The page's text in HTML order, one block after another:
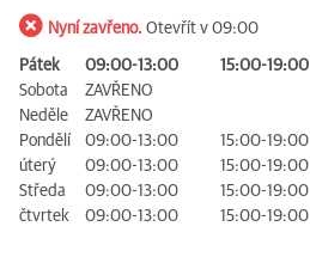
Nyní zavřeno. Otevřít v 09:00
Pátek 09:00-13:00
15:00-19:00
Sobota
ZAVŘENO
Neděle
ZAVŘENO
Pondělí
09:00-13:00
15:00-19:00
úterý
09:00-13:00
15:00-19:00
Středa
09:00-13:00
15:00-19:00
čtvrtek
09:00-13:00 15:00-19:00